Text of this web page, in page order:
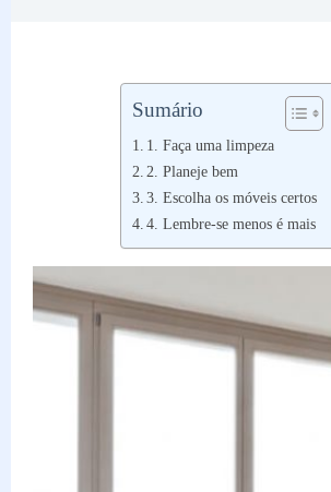
Sumário
1. Faça uma limpeza
2. Planeje bem
3. Escolha os móveis certos
4. Lembre-se menos é mais